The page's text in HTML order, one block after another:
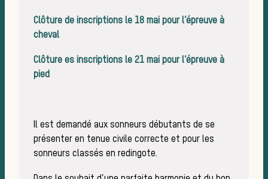
Clôture de inscriptions le 18 mai pour l’épreuve à
cheval
Clôture es inscriptions le 21 mai pour l’épreuve à
pied
Il est demandé aux sonneurs débutants de se
présenter en tenue civile correcte et pour les
sonneurs classés en redingote.